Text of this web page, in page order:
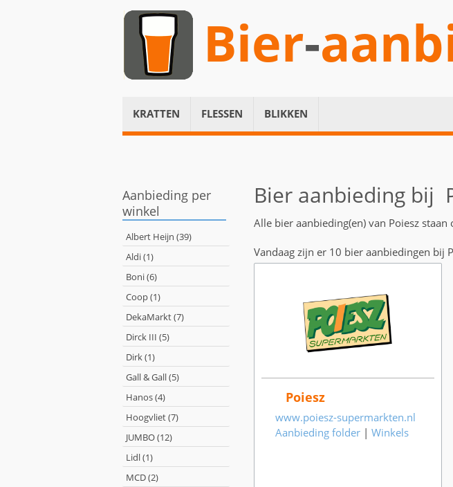
Bier-
KRATTEN FLESSEN BLIKKEN
Aanbieding per
winkel
Albert Heijn (39)
Aldi (1)
Boni (6)
Coop (1)
DekaMarkt (7)
Dirck III (5)
Dirk (1)
Gall & Gall (5)
Hanos (4)
Hoogvliet (7)
JUMBO (12)
Lidl (1)
MCD (2)
Bier aanbieding bij
Alle bier aanbieding(en) van Poiesz
Vandaag zijn er 10 bier aanbiedingen bij
Poiesz
www.poiesz-supermarkten.nl
Aanbieding folder | Winkels